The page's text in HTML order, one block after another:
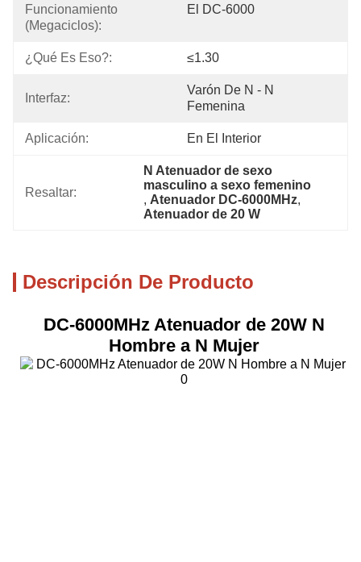
Funcionamiento
(megaciclos):
El DC-6000
¿Qué Es Eso?: ≤1.30
Interfaz:
Varón De N - N
Femenina
Aplicación: En El Interior
Resaltar:
N Atenuador de sexo
masculino a sexo femenino
, Atenuador DC-6000MHz,
Atenuador de 20 W
Descripción De Producto
DC-6000MHz Atenuador de 20W N
Hombre a N Mujer